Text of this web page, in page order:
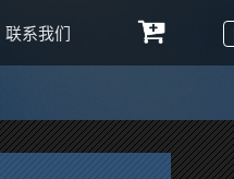
联系我们